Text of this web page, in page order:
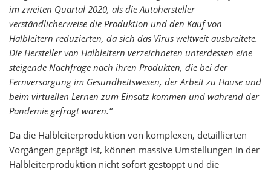
im zweiten Quartal 2020, als die Autohersteller
verständlicherweise die Produktion und den Kauf von
Halbleitern reduzierten, da sich das Virus weltweit ausbreitete.
Die Hersteller von Halbleitern verzeichneten unterdessen eine
steigende Nachfrage nach ihren Produkten, die bei der
Fernversorgung im Gesundheitswesen, der Arbeit zu Hause und
beim virtuellen Lernen zum Einsatz kommen und während der
Pandemie gefragt waren.“
Da die Halbleiterproduktion von komplexen, detaillierten
Vorgängen geprägt ist, können massive Umstellungen in der
Halbleiterproduktion nicht sofort gestoppt und die